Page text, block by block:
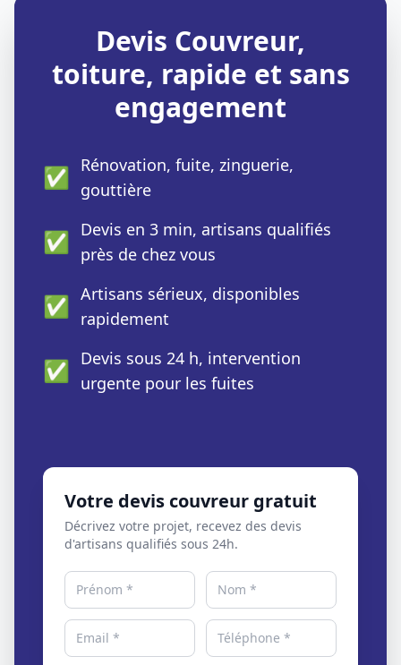
Devis Couvreur,
toiture, rapide et sans
engagement
✅ Rénovation, fuite, zinguerie,
gouttière
✅ Devis en 3 min, artisans qualifiés
près de chez vous
✅ Artisans sérieux, disponibles
rapidement
✅ Devis sous 24 h, intervention
urgente pour les fuites
Votre devis couvreur gratuit
Décrivez votre projet, recevez des devis
d'artisans qualifiés sous 24h.